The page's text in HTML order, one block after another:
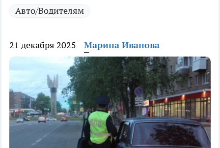
Авто/Водителям
21 декабря 2025 Марина Иванова